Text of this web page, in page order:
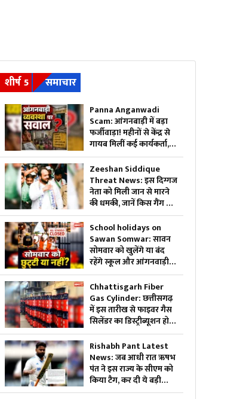
शीर्ष 5 समाचार
Panna Anganwadi
Scam: आंगनबाड़ी में बड़ा
फर्जीवाड़ा! महीनों से केंद्र से
गायब मिलीं कई कार्यकर्ता,
खुलासे के बाद विभाग में मचा
हड़कंप
Zeeshan Siddique
Threat News: इस दिग्गज
नेता को मिली जान से मारने
की धमकी, जानें किस गैंग से
जुड़ा है कनेक्शन…. पुलिस
अलर्ट
School holidays on
Sawan Somwar: सावन
सोमवार को खुलेंगे या बंद
रहेंगे स्कूल और आंगनवाड़ी?..
जिला कलेक्टर ने जारी किये
ये आदेश, पैरेंट्स जरूर पढ़ें
Chhattisgarh Fiber
Gas Cylinder: छत्तीसगढ़
में इस तारीख से फाइवर गैस
सिलेंडर का डिस्ट्रीब्यूशन होगा
शुरू.. 10 किलो की कीमत
होगी इतनी, मात्र इतने घंटे में
डिलीवरी भी
Rishabh Pant Latest
News: जब आधी रात ऋषभ
पंत ने इस राज्य के सीएम को
किया टैग, कर दी ये बड़ी
डिमांड….वायरल हो रहा पोस्ट